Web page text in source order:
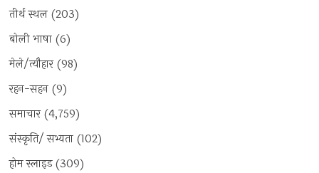
तीर्थ स्थल (203)
बोली भाषा (6)
मेले/त्यौहार(98)
रहन-सहन (9)
समाचार(4,759)
संस्कृति/ सभ्यता (102)
होम स्लाइड(309)